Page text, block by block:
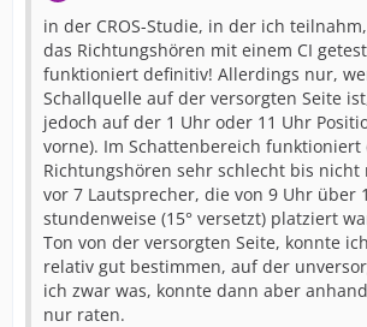
in der CROS-Studie, in der ich
das Richtungshören mit einem CI
funktioniert definitiv! Allerdings nur,
Schallquelle auf der versorgten Seite
jedoch auf der 1 Uhr oder 11 Uhr
vorne). Im Schattenbereich funktioniert
Richtungshören sehr schlecht bis nicht
vor 7 Lautsprecher, die von 9 Uhr über
stundenweise (15° versetzt) platziert
Ton von der versorgten Seite, konnte
relativ gut bestimmen, auf der
ich zwar was, konnte dann aber
nur raten.